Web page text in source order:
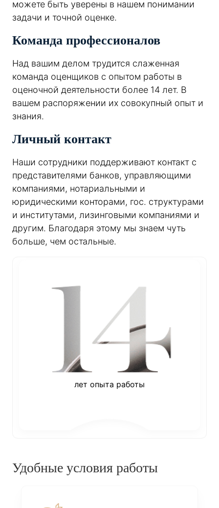
можете быть уверены в нашем понимании
задачи и точной оценке.
Команда профессионалов
Над вашим делом трудится слаженная
команда оценщиков с опытом работы в
оценочной деятельности более 14 лет. В
вашем распоряжении их совокупный опыт и
знания.
Личный контакт
Наши сотрудники поддерживают контакт с
представителями банков, управляющими
компаниями, нотариальными и
юридическими конторами, гос. структурами
и институтами, лизинговыми компаниями и
другим. Благодаря этому мы знаем чуть
больше, чем остальные.
лет опыта работы
Удобные условия работы